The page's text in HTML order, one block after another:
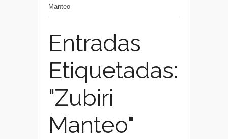
Manteo
Entradas
Etiquetadas:
"Zubiri
Manteo"